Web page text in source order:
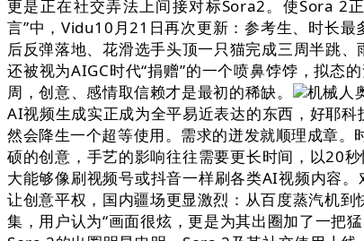
更是正在社交弄法上间接对标Sora2。使Sora 2
言”中，Vidu10月21日再次更新：参考生、时长
后反弹落地、花滑选手头顶一只猫完成三周半跳
还被视为AIGC时代“捐赠”的一个喷鼻饽饽，拟态
周，创意、感情取信赖才是最初的稀缺。
机械人
AI视频生成实正成为全平易近表达的东西，好耶
然会降生一个超等使用。需求的迸发就顺理成章
硕的创意，手艺的影响往往需要更长时间，以20
大能够像刷视频号或抖音一样刷各类AI视频内容
让创意平权，国内疆场更显激烈：从百度蒸汽机
集，用户认为“画面很炫，更是为其出圈加了一把